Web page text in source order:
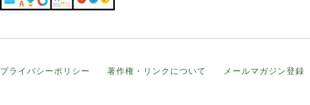
プライバシーポリシー 著作権・リンクについて メールマガジン登録